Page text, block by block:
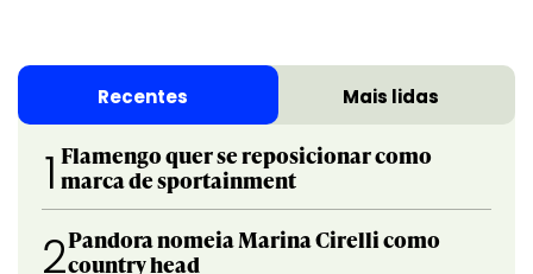
Recentes Mais lidas
1 Flamengo quer se reposicionar como
marca de sportainment
2Pandora nomeia Marina Cirelli como
country head